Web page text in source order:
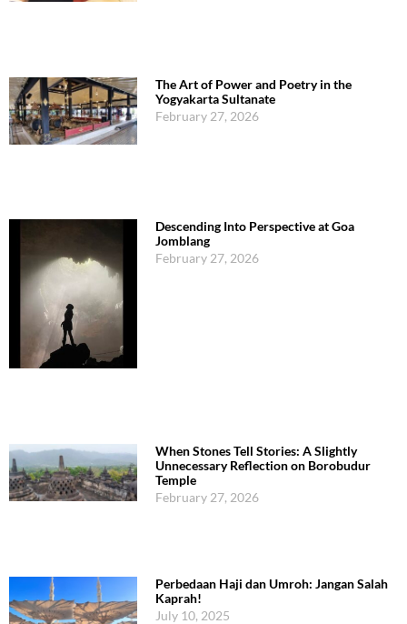
The Art of Power and Poetry in the
Yogyakarta Sultanate
February 27, 2026
Descending Into Perspective at Goa
Jomblang
February 27, 2026
When Stones Tell Stories: A Slightly
Unnecessary Reflection on Borobudur
Temple
February 27, 2026
Perbedaan Haji dan Umroh: Jangan Salah
Kaprah!
July 10, 2025